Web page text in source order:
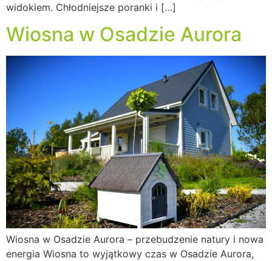
widokiem. Chłodniejsze poranki i […]
Wiosna w Osadzie Aurora
Wiosna w Osadzie Aurora – przebudzenie natury i nowa
energia Wiosna to wyjątkowy czas w Osadzie Aurora,